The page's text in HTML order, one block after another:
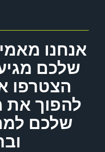
אנחנו
שלכם
הצטרפו
להפוך את
שלכם